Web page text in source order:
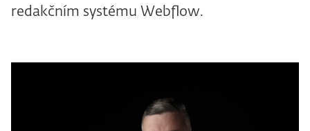
redakčním systému Webflow.